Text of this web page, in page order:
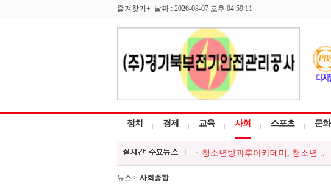
즐겨찾기+ 날짜 : 2026-08-07 오후 04:59:11
정치 경제 교육 사회 스포츠 문화
청소년방과후아카데미, 청소년 ..
한국외식업중앙회 포천시지부, ..
포천시, 경기청년 사다리 프로그..
뉴스 > 사회종합